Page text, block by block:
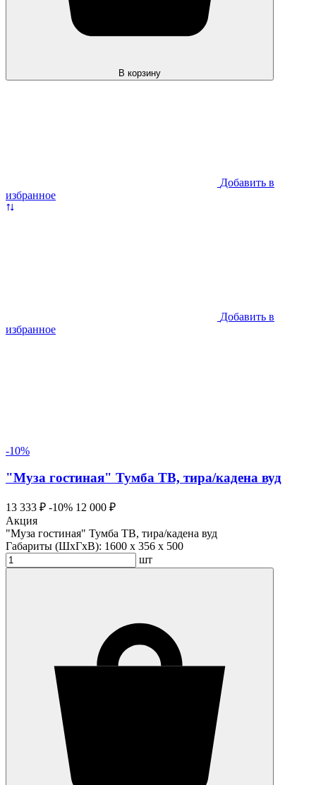
В корзину
Добавить в
избранное
Добавить в
избранное
-10%
"Муза гостиная" Тумба ТВ, тира/кадена вуд
13 333 ₽ -10% 12 000 ₽
Акция
"Муза гостиная" Тумба ТВ, тира/кадена вуд
Габариты (ШхГхВ): 1600 x 356 x 500
шт